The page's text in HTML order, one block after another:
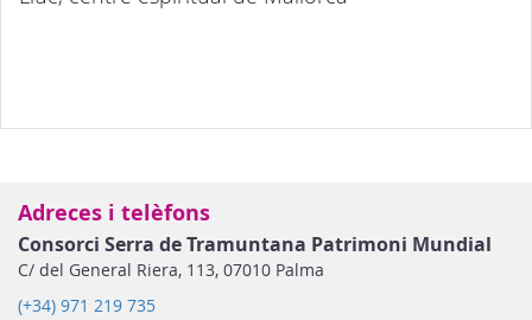
Adreces i telèfons
Consorci Serra de Tramuntana Patrimoni Mundial
C/ del General Riera, 113, 07010 Palma
(+34) 971 219 735